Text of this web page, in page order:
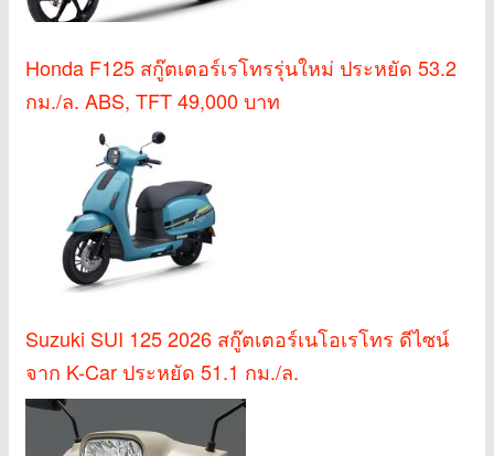
Honda F125 สกู๊ตเตอร์เรโทรรุ่นใหม่ ประหยัด 53.2
กม./ล. ABS, TFT 49,000 บาท
Suzuki SUI 125 2026 สกู๊ตเตอร์เนโอเรโทร ดีไซน์
จาก K-Car ประหยัด 51.1 กม./ล.